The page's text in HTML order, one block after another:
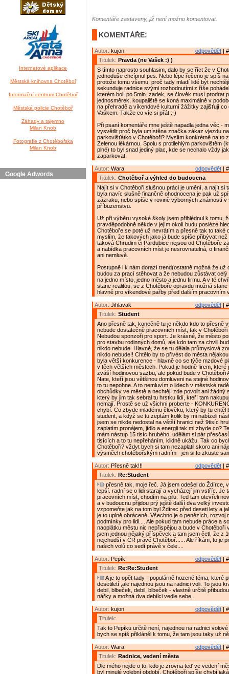
Internetové aplikace
Městská knihovna Chotěboř
Informační centrum Chotěboř
Městská policie Chotěboř
Záhady a tajemno
Milan Knob
Fotografie z Chotěbořska
Milan Knob
Google Adwords
Komentáře zastaveny, již není možno komentovat.
KOMENTÁŘE:
odpovědět |
Autor: kujon
Titulek: Pravda (ne Vašek :) )
S tímto naprosto souhlasim, dalo by se říct že v
jednoduše chcípnul pes. Nebo lépe řečeno je spíš
protože tomu všemu, proč tady mladí lidé být
sekunduje radnice svými rozhodnutími z říše
kterém bolí po 5min. zadek, se člověk musí prodrat
jednosměrek, koupaliště se koná maximálně v
na přehradě a víkendové kulturní žážitky zajišťují
Vaškem. Takže co víc si přát :-)
Při psaní komentáře mne ještě napadla jedna věc -
vysvětlit proč byla umístěna značka zákaz vjezdu
parkovišťátko v Chotěboři? Myslím konkrétně na to
Zelenou lékárnou. Spolu s protilehlým parkovištěm
plné) to byl snad jediný plac, kde se nechalo vždy
zaparkovat.
odpovědět |
Autor: Wara
Titulek: Chotěboř a výhled do budoucna
Najít si v Chotěboři slušnou práci je umění, a najít si
byla navíc slušně finančně ohodnocena je pak už
zázraku, nebo spíše v rovině výborných známostí v
příbuzenstvu.
Už při výběru vysoké školy jsem přihlédnul k tomu,
pravděpodobně někde v jejím okolí budu posléze
Chotěboře se poté už nevrátím a přesně tak to také
myslím, že takových jako já bude spíše přibývat
taková Chrudim či Pardubice nejsou od Chotěboře
a nabídka pracovních míst je nesrovnatelná, o
ani nemluvě.
Postupně i k nám dorazí trend(ostatně možná že už
budou za prací stěhovat a že nebudou zůstávat
na jedno místo, jedno město a jednu firmu. A v té
stane realitou, se z Chotěboře opravdu možná
hlavně pro víkendové pařby před dalším pracovním
odpovědět |
Autor: Jihlavak
Titulek: Student
Ano přesně tak, konečně tu je někdo kdo to přesně
nebude dostatečně pracovních míst, tak v Chotěboři
Nebudou sponzoři pro sport. Je krásné, že město
pro stavbu rodinných domů, ale kdo tam za chvili
nikdo nebude. Hlavně, že se tu dělala průmyslová
nikdo nebude!! Chtělo by to přivést do města
byla větší konkurence - hlavně co se týče mzdové
v těch větších městech. Pokud je hodně firem, které
zváší hodinovou sazbu, ale pokud bude v Chotěboři
Nate, kteří jsou většinou domluveni na stejné
to tu nepohne. A to nemluvím o lidech v městské
obchůdky ve městě a nechtějí zde povolit ani žádný
který by jim tak sebral tu hrstku lidí, kteří tam
nemají. Prostě se už všichni proberte -
chybí. Co zbyde mladému člověku, který by tu chtěl
student, a když se tu zeptám kolik by mi nabízeli
jsem se nikde nedostal na větší hranici než 9tisíc
zaplatím pronájem, jídlo a energii tak mi zbyde co?
mám nástup 15 tisíc hrubého, udělám si pár
tisících a to tu nepřeháním, klidně ukážu. Tak co
Chotěboři? vždyt bych si tam nezaplatil skoro ani
výsměch chotěbořským radním - jen si to zkuste
odpovědět |
Autor: Přesně tak!!!
Titulek: Re:Student
přesně tak, moje řeč. Já jsem odešel do Ždírce,
lepší. radní se o lidi starají a vycházejí jim vstříc. Je
pracovních míst, chodím na pilu. Ted tam otevřeli
a v budoucnu přijdou prý ještě další dva velký
vzpomeňte jak na tom byl Ždírec před deseti lety a
je to uplně obráceně. Všechno je o penězích, rozvoj
podmínky pro lidi.... Ale pokud tam nebude práce a
naoplátku městu nic nepřispějou a bude v Chotěboři
jsem jednou nějaký příspěvek a tam jsem četl, že z
nejchudší v ČR právě Chotěboř...... Ale říkám, to je
našich volů co sedí právě v čele....
odpovědět |
Autor: Pepík
Titulek: Re:Re:Student
A je to opět tady - populárně hozené téma, které
desetiletí ,ale najednou jsou na radnici voli. To jsou
debil, blbeček, debil, blbeček - vlastně určitě
nářky a možná dva debílci vedle sebe...
odpovědět |
Autor: kujon
Titulek:
Tak to Pepíku určitě není, najednou na radnici
bych se spíš přikláněl k tomu, že tam jsou taky už
odpovědět |
Autor: Wara
Titulek: Radnice, vedení města
Dle mého nejde o to, kdo je zrovna teď ve vedení
byl minulé volební období. Chotěboři spíše chybí